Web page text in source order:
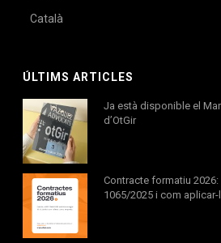
Català
ÚLTIMS ARTICLES
Ja està disponible el
d’OtGir
Contracte formatiu 2026:
1065/2025 i com aplicar-